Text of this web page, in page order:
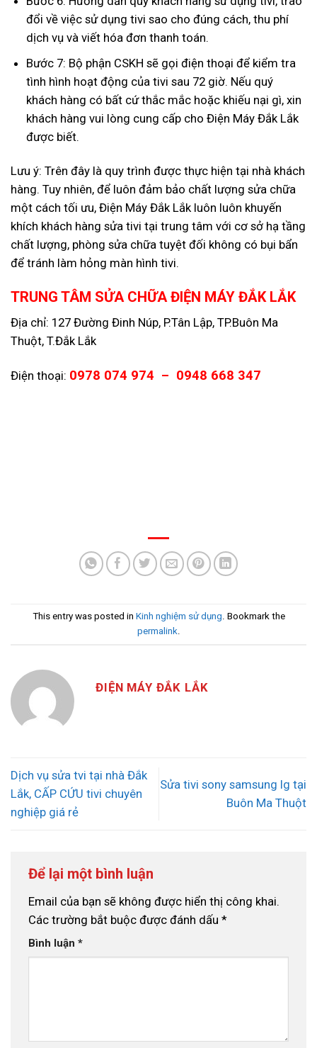
đổi về việc sử dụng tivi sao cho đúng cách, thu phí
dịch vụ và viết hóa đơn thanh toán.
Bước 7: Bộ phận CSKH sẽ gọi điện thoại để kiểm tra
tình hình hoạt động của tivi sau 72 giờ. Nếu quý
khách hàng có bất cứ thắc mắc hoặc khiếu nại gì, xin
khách hàng vui lòng cung cấp cho Điện Máy Đắk Lắk
được biết.
Lưu ý: Trên đây là quy trình được thực hiện tại nhà khách
hàng. Tuy nhiên, để luôn đảm bảo chất lượng sửa chữa
một cách tối ưu, Điện Máy Đắk Lắk luôn luôn khuyến
khích khách hàng sửa tivi tại trung tâm với cơ sở hạ tầng
chất lượng, phòng sửa chữa tuyệt đối không có bụi bẩn
để tránh làm hỏng màn hình tivi.
TRUNG TÂM SỬA CHỮA ĐIỆN MÁY ĐẮK LẮK
Địa chỉ: 127 Đường Đinh Núp, P.Tân Lập, TP.Buôn Ma
Thuột, T.Đắk Lắk
Điện thoại: 0978 074 974 – 0948 668 347
This entry was posted in Kinh nghiệm sử dụng. Bookmark the
permalink.
ĐIỆN MÁY ĐẮK LẮK
Dịch vụ sửa tvi tại nhà Đắk
Lắk, CẤP CỨU tivi chuyên
nghiệp giá rẻ
Sửa tivi sony samsung lg tại
Buôn Ma Thuột
Để lại một bình luận
Email của bạn sẽ không được hiển thị công khai.
Các trường bắt buộc được đánh dấu *
Bình luận *